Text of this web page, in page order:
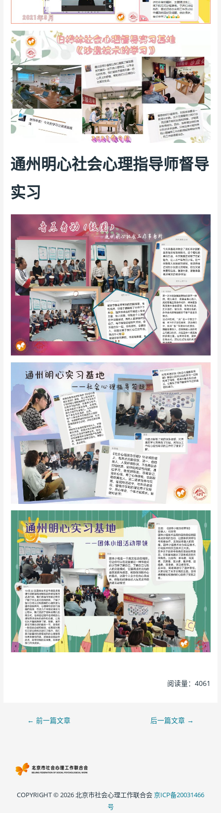
通州明心社会心理指导师督导
实习
阅读量：4061
← 前一篇文章 后一篇文章 →
COPYRIGHT © 2026 北京市社会心理工作联合会京ICP备20031466
号